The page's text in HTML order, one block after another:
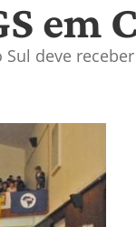
em
deve